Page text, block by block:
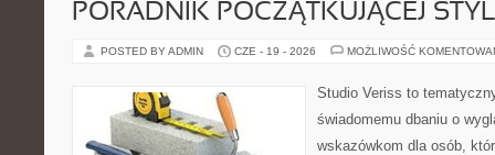
PORADNIK POCZĄTKUJĄCEJ
POSTED BY ADMIN CZE - 19 - 2026 MOŻLIWOŚĆ
Studio Veriss to
świadomemu dbaniu o
wskazówkom dla osób,